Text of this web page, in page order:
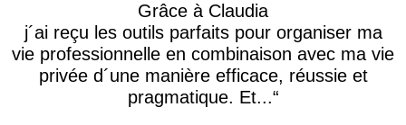
Grâce à Claudia
j´ai reçu les outils parfaits pour organiser ma
vie professionnelle en combinaison avec ma vie
privée d´une manière efficace, réussie et
pragmatique. Et...